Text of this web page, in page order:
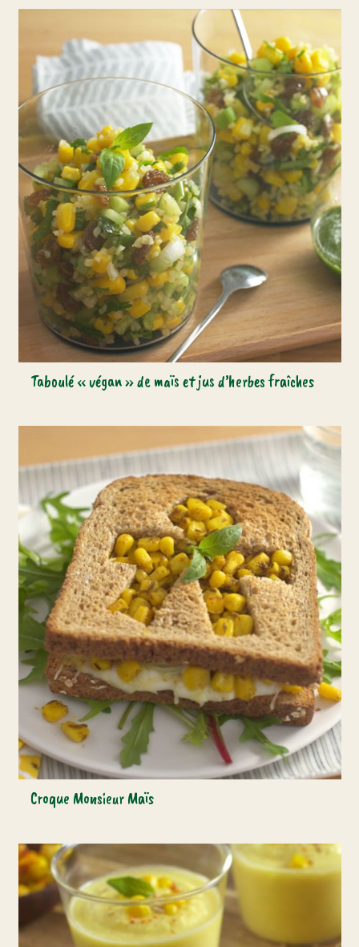
Taboulé « végan » de maïs et jus d’herbes fraîches
Croque Monsieur Maïs